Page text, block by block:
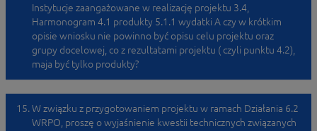
Instytucje zaangażowane w realizację projektu 3.4,
Harmonogram 4.1 produkty 5.1.1 wydatki A czy w krótkim
opisie wniosku nie powinno być opisu celu projektu oraz
grupy docelowej, co z rezultatami projektu ( czyli punktu 4.2),
maja być tylko produkty?
W związku z przygotowaniem projektu w ramach Działania 6.2
WRPO, proszę o wyjaśnienie kwestii technicznych związanych